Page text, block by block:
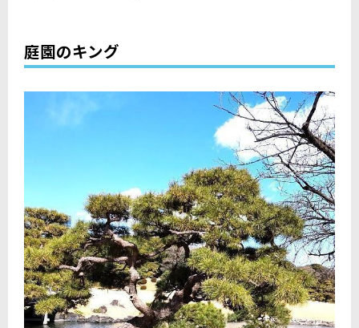
庭園のキング